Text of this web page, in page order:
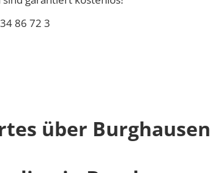
86 72 3
über Burghausen